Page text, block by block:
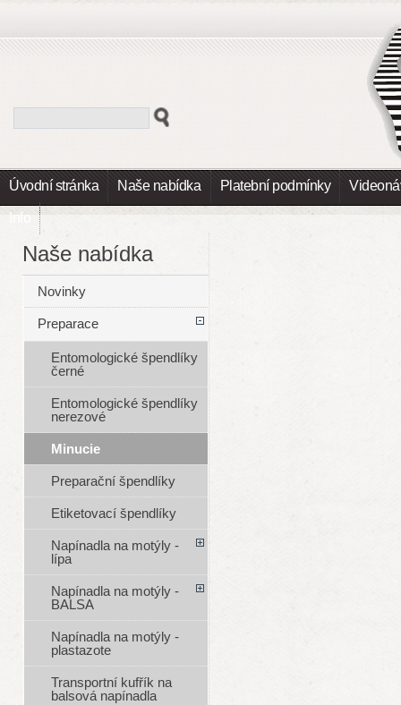
Úvodní stránka Naše nabídka Platební podmínky
Info
Naše nabídka
Novinky
Preparace
Entomologické špendlíky
černé
Entomologické špendlíky
nerezové
Minucie
Preparační špendlíky
Etiketovací špendlíky
Napínadla na motýly -
lípa
Napínadla na motýly -
BALSA
Napínadla na motýly -
plastazote
Transportní kufřík na
balsová napínadla